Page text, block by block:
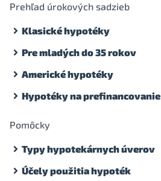
Prehľad úrokových sadzieb
Klasické hypotéky
Pre mladých do 35 rokov
Americké hypotéky
Hypotéky na prefinancovanie
Pomôcky
Typy hypotekárnych úverov
Účely použitia hypoték